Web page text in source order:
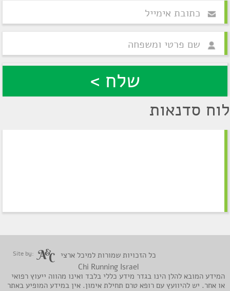
לוח סדנאות
Site by:
כל הזכויות שמורות למיכל ארצי
Chi Running Israel
המידע המובא להלן הינו בגדר מידע כללי בלבד ואינו מהווה ייעוץ רפואי
או אחר. יש להיוועץ עם רופא טרם תחילת אימון. אין במידע המופיע באתר